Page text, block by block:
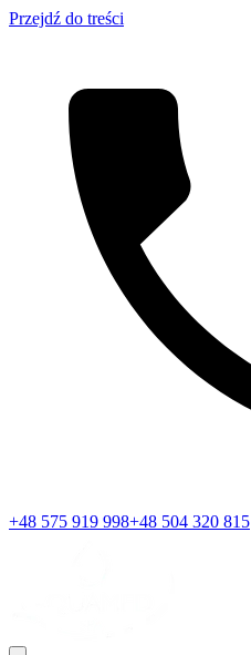
Przejdź do treści
+48 575 919 998+48 504 320 815